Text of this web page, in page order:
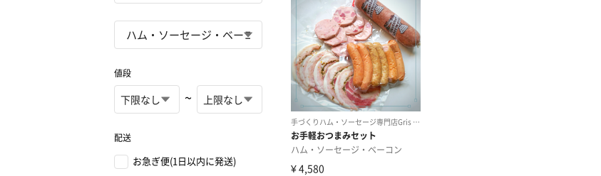
値段
~
配送
お急ぎ便(1日以内に発送)